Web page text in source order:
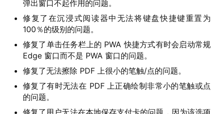
W
弹出窗口不起作用的问题。
修复了在沉浸式阅读器中无法将键盘快捷键重置为
100％的级别的问题。
修复了单击任务栏上的 PWA 快捷方式有时会启动常规
Edge 窗口而不是 PWA 窗口的问题。
修复了无法擦除 PDF 上很小的笔触/点的问题。
修复了有时无法在 PDF 上正确绘制非常小的笔触或点
的问题。
修复了用户无法在本地保存支付卡的问题，因为该选项